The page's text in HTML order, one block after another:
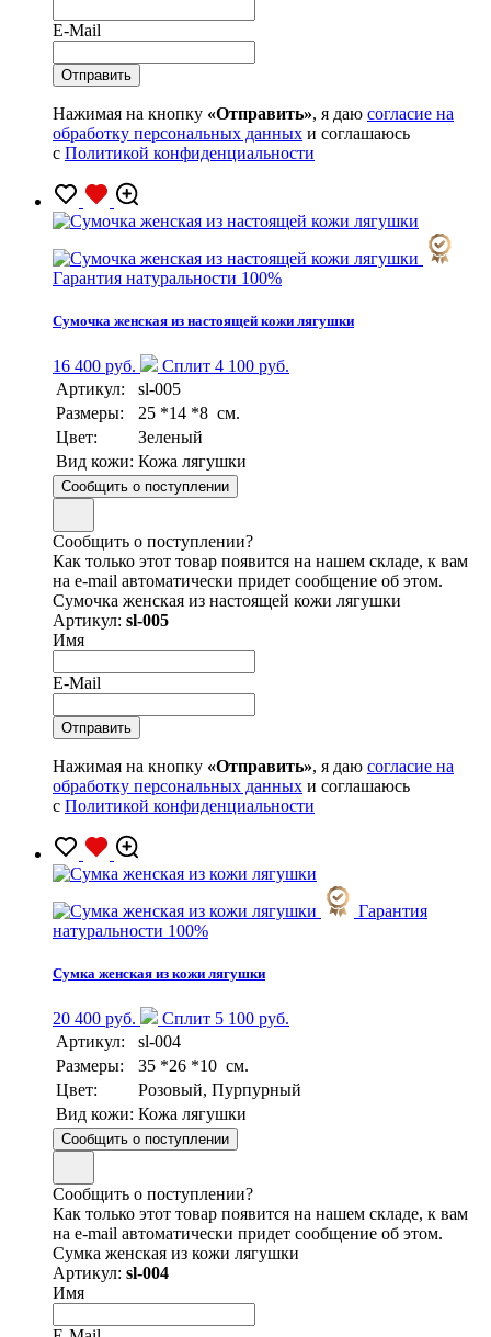
E-Mail
Нажимая на кнопку «Отправить», я даю согласие на
обработку персональных данных и соглашаюсь
с Политикой конфиденциальности
Гарантия натуральности 100%
Сумочка женская из настоящей кожи лягушки
16 400 руб.
Сплит 4 100 руб.
Артикул:
sl-005
Размеры:
25 *14 *8 см.
Цвет:
Зеленый
Вид кожи: Кожа лягушки
Сообщить о поступлении
Сообщить о поступлении?
Как только этот товар появится на нашем складе, к вам
на e-mail автоматически придет сообщение об этом.
Сумочка женская из настоящей кожи лягушки
Артикул: sl-005
Имя
E-Mail
Нажимая на кнопку «Отправить», я даю согласие на
обработку персональных данных и соглашаюсь
с Политикой конфиденциальности
Гарантия
натуральности 100%
Сумка женская из кожи лягушки
20 400 руб.
Сплит 5 100 руб.
Артикул:
sl-004
Размеры:
35 *26 *10 см.
Цвет:
Розовый, Пурпурный
Вид кожи: Кожа лягушки
Сообщить о поступлении
Сообщить о поступлении?
Как только этот товар появится на нашем складе, к вам
на e-mail автоматически придет сообщение об этом.
Сумка женская из кожи лягушки
Артикул: sl-004
Имя